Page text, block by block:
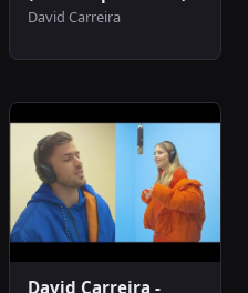
David Carreira
David Carreira -